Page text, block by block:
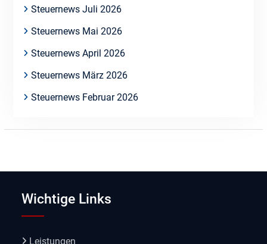
Steuernews Juli 2026
Steuernews Mai 2026
Steuernews April 2026
Steuernews März 2026
Steuernews Februar 2026
Wichtige Links
Leistungen